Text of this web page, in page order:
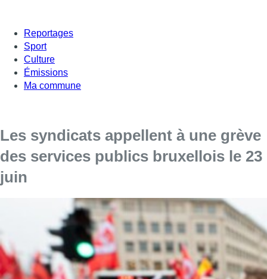
Reportages
Sport
Culture
Émissions
Ma commune
Les syndicats appellent à une grève
des services publics bruxellois le 23
juin